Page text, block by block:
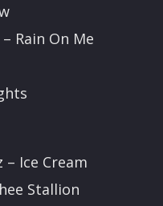
Rain On Me
– Ice Cream
Stallion